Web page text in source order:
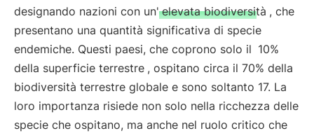
designando nazioni con un' elevata biodiversità , che
presentano una quantità significativa di specie
endemiche. Questi paesi, che coprono solo il 10%
della superficie terrestre , ospitano circa il 70% della
biodiversità terrestre globale e sono soltanto 17. La
loro importanza risiede non solo nella ricchezza delle
specie che ospitano, ma anche nel ruolo critico che